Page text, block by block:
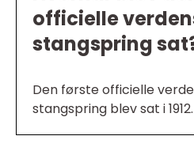
officielle
stangspring
Den første officielle
stangspring blev sat i 1912.